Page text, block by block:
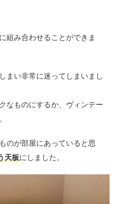
組み合わせることができま
まい非常に迷ってしまいまし
なものにするか、ヴィンテー
のが部屋にあっていると思
天板にしました。